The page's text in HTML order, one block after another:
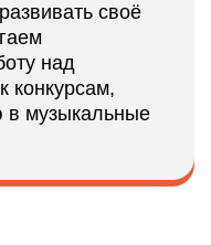
своё
над
конкурсам,
в музыкальные